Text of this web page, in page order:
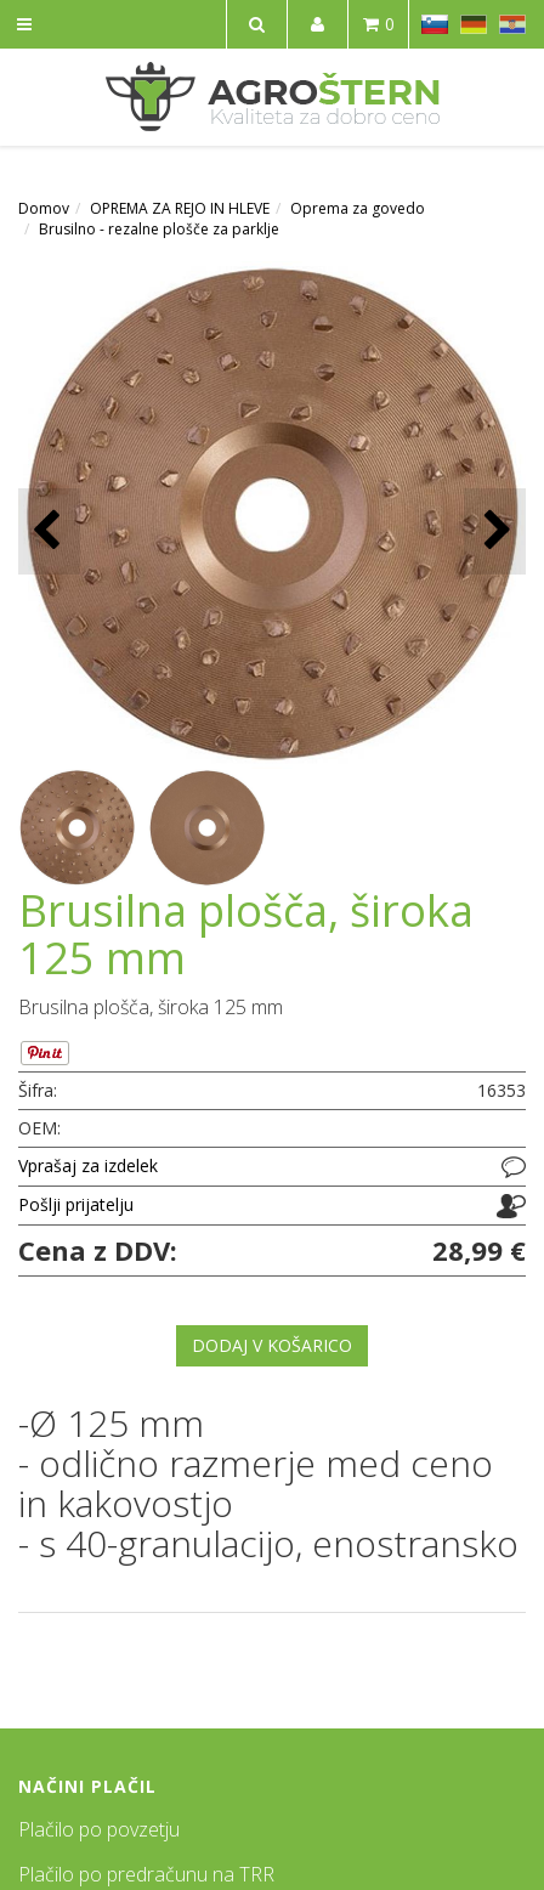
IŠČI
SL HR
0
Domov OPREMA ZA REJO IN HLEVE
Oprema za govedo
Brusilno - rezalne plošče za parklje
Brusilna plošča, široka
125 mm
Brusilna plošča, široka 125 mm
Šifra:
16353
OEM:
Vprašaj za izdelek
Pošlji prijatelju
Cena z DDV: 28,99 €
DODAJ V KOŠARICO
-Ø 125 mm
- odlično razmerje med ceno
in kakovostjo
- s 40-granulacijo, enostransko
NAČINI PLAČIL
Plačilo po povzetju
Plačilo po predračunu na TRR